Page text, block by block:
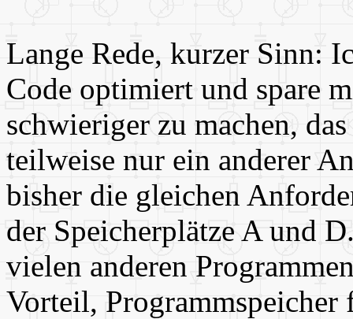
Lange Rede, kurzer Sinn:
Code optimiert und spare
schwieriger zu machen,
teilweise nur ein anderer
bisher die gleichen
der Speicherplätze A und
vielen anderen
Vorteil, Programmspeicher